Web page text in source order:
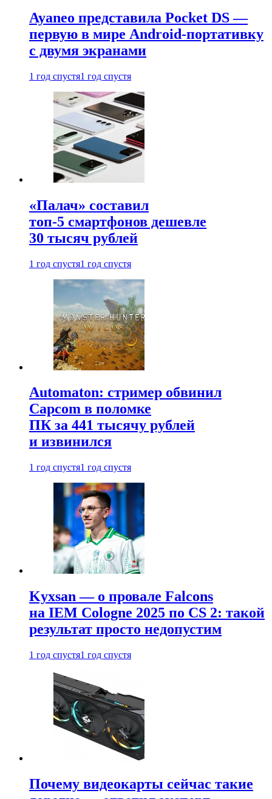
Ayaneo представила Pocket DS —
первую в мире Android-портативку
с двумя экранами
1 год спустя1 год спустя
«Палач» составил
топ-5 смартфонов дешевле
30 тысяч рублей
1 год спустя1 год спустя
Automaton: стример обвинил
Capcom в поломке
ПК за 441 тысячу рублей
и извинился
1 год спустя1 год спустя
Kyxsan — о провале Falcons
на IEM Cologne 2025 по CS 2: такой
результат просто недопустим
1 год спустя1 год спустя
Почему видеокарты сейчас такие